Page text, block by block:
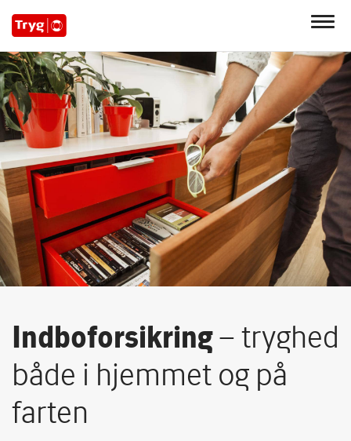
Indboforsikring– tryghed
både i hjemmet og på
farten